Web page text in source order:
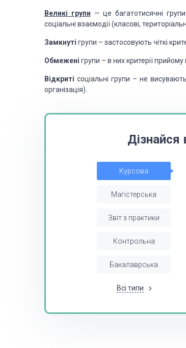
Великі групи — це багатотисячні
соціальні взаємодії (класові,
Замкнуті групи – застосовують чіткі
Обмежені групи – в них критерії
Відкриті соціальні групи – не
організація).
Дізнайся
Курсова
Магістерська
Звіт з практики
Контрольна
Бакалаврська
Всі типи